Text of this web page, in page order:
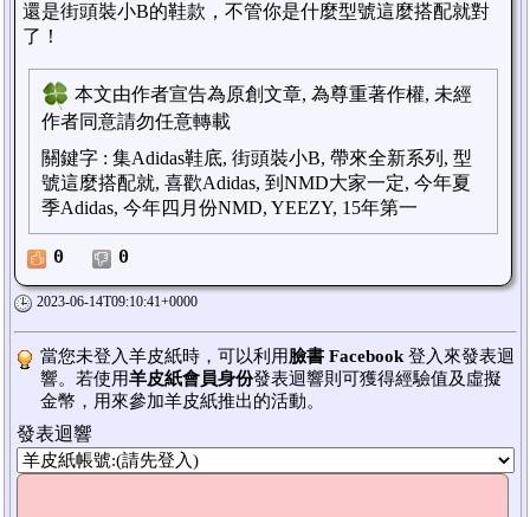
還是街頭裝小B的鞋款，不管你是什麼型號這麼搭配就對
了！
本文由作者宣告為原創文章, 為尊重著作權, 未經
作者同意請勿任意轉載
關鍵字 : 集Adidas鞋底, 街頭裝小B, 帶來全新系列, 型
號這麼搭配就, 喜歡Adidas, 到NMD大家一定, 今年夏
季Adidas, 今年四月份NMD, YEEZY, 15年第一
0 0
2023-06-14T09:10:41+0000
當您未登入羊皮紙時，可以利用臉書 Facebook登入來發表迴
響。若使用羊皮紙會員身份發表迴響則可獲得經驗值及虛擬
金幣，用來參加羊皮紙推出的活動。
發表迴響